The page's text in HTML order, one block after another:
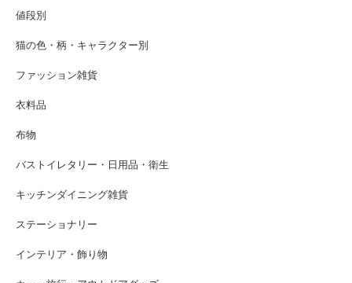
値段別
猫の色・柄・キャラクター別
ファッション雑貨
衣料品
布物
バストイレタリー・日用品・衛生
キッチンダイニング雑貨
ステーショナリー
インテリア・飾り物